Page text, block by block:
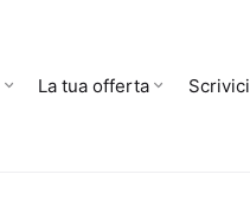
La tua offerta Scrivici